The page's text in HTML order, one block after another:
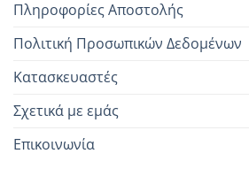
Πληροφορίες Αποστολής
Πολιτική Προσωπικών Δεδομένων
Κατασκευαστές
Σχετικά με εμάς
Επικοινωνία